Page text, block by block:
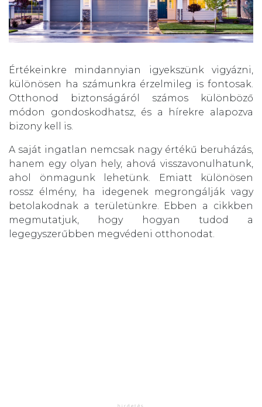
Értékeinkre mindannyian igyekszünk vigyázni,
különösen ha számunkra érzelmileg is fontosak.
Otthonod biztonságáról számos különböző
módon gondoskodhatsz, és a hírekre alapozva
bizony kell is.
A saját ingatlan nemcsak nagy értékű beruházás,
hanem egy olyan hely, ahová visszavonulhatunk,
ahol önmagunk lehetünk. Emiatt különösen
rossz élmény, ha idegenek megrongálják vagy
betolakodnak a területünkre. Ebben a cikkben
megmutatjuk, hogy hogyan tudod a
legegyszerűbben megvédeni otthonodat.